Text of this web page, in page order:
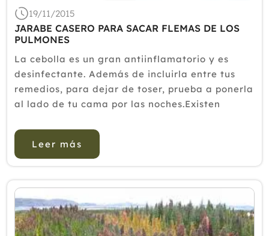
19/11/2015
JARABE CASERO PARA SACAR FLEMAS DE LOS
PULMONES
La cebolla es un gran antiinflamatorio y es
desinfectante. Además de incluirla entre tus
remedios, para dejar de toser, prueba a ponerla
al lado de tu cama por las noches.Existen
popularmente llamada “tos con flema”
(productiva en términos médicos)...
Leer más